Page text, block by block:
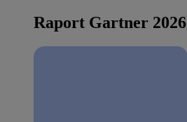
Raport Gartner 2026